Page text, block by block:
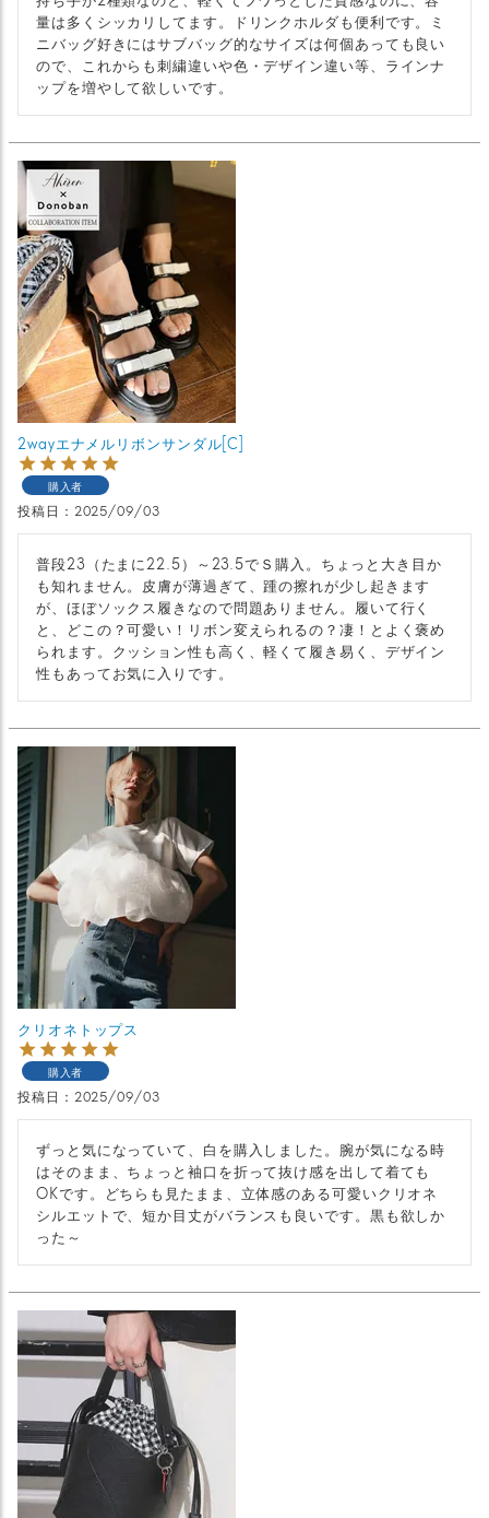
量は多くシッカリしてます。ドリンクホルダも便利です。ミ
ニバッグ好きにはサブバッグ的なサイズは何個あっても良い
ので、これからも刺繍違いや色・デザイン違い等、ラインナ
ップを増やして欲しいです。
2wayエナメルリボンサンダル[C]
購入者
投稿日 2025/09/03
普段23（たまに22.5）～23.5でＳ購入。ちょっと大き目か
も知れません。皮膚が薄過ぎて、踵の擦れが少し起きます
が、ほぼソックス履きなので問題ありません。履いて行く
と、どこの？可愛い！リボン変えられるの？凄！とよく褒め
られます。クッション性も高く、軽くて履き易く、デザイン
性もあってお気に入りです。
クリオネトップス
購入者
投稿日 2025/09/03
ずっと気になっていて、白を購入しました。腕が気になる時
はそのまま、ちょっと袖口を折って抜け感を出して着ても
OKです。どちらも見たまま、立体感のある可愛いクリオネ
シルエットで、短か目丈がバランスも良いです。黒も欲しか
った～